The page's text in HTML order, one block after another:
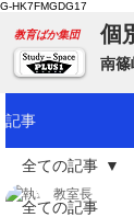
G-HK7FMGDG17
​教育ばか集団 個
南篠
記事
全ての記事
全ての記事
教室長